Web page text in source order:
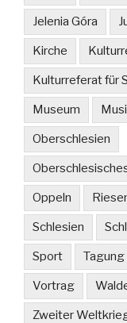
Jelenia Góra
Kirche
Kulturreferat für
Museum
Oberschlesien
Oppeln
Schlesien
Sport Tagung
Vortrag
Zweiter